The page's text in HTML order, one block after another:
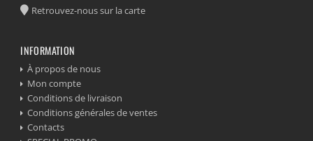
Retrouvez-nous sur la carte
INFORMATION
À propos de nous
Mon compte
Conditions de livraison
Conditions générales de ventes
Contacts